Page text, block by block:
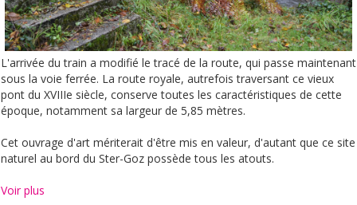
L'arrivée du train a modifié le tracé de la route, qui passe maintenant
sous la voie ferrée. La route royale, autrefois traversant ce vieux
pont du XVIIIe siècle, conserve toutes les caractéristiques de cette
époque, notamment sa largeur de 5,85 mètres.
Cet ouvrage d'art mériterait d'être mis en valeur, d'autant que ce site
naturel au bord du Ster-Goz possède tous les atouts.
Voir plus